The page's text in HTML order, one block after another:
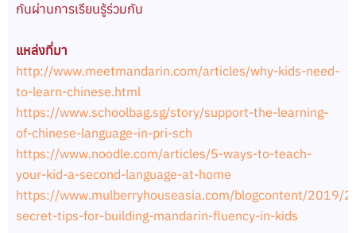
กันผ่านการเรียนรู้ร่วมกัน
แหล่งที่มา
http://www.meetmandarin.com/articles/why-kids-need-
to-learn-chinese.html
https://www.schoolbag.sg/story/support-the-learning-
of-chinese-language-in-pri-sch
https://www.noodle.com/articles/5-ways-to-teach-
your-kid-a-second-language-at-home
https://www.mulberryhouseasia.com/blogcontent/2019/
secret-tips-for-building-mandarin-fluency-in-kids